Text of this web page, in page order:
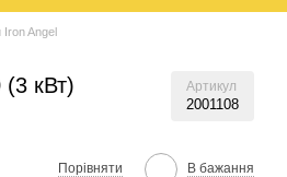
Iron Angel
(3 кВт) Артикул
2001108
Порівняти В бажання